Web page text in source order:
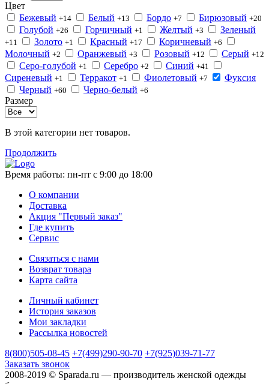
Цвет
Бежевый +14 Белый +13 Бордо +7 Бирюзовый +20
Голубой +26 Горчичный +1 Желтый +3 Зеленый
+11 Золото +1 Красный +17 Коричневый +6
Молочный +2 Оранжевый +3 Розовый +12 Серый +12
Серо-голубой +1 Серебро +2 Синий +41
Сиреневый +1 Терракот +1 Фиолетовый +7
Фуксия
Черный +60 Черно-белый +6
Размер
В этой категории нет товаров.
Продолжить
Время работы: пн-пт с 9:00 до 18:00
О компании
Доставка
Акция "Первый заказ"
Где купить
Сервис
Связаться с нами
Возврат товара
Карта сайта
Личный кабинет
История заказов
Мои закладки
Рассылка новостей
8(800)505-08-45 +7(499)290-90-70 +7(925)039-71-77
Заказать звонок
2008-2019 © Sparada.ru — производитель женской одежды